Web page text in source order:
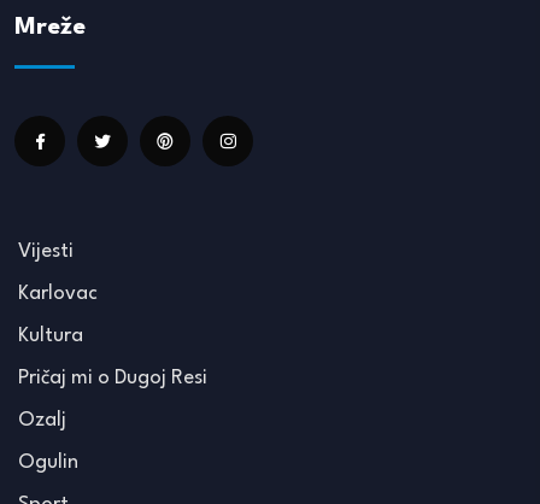
Mreže
Vijesti
Karlovac
Kultura
Pričaj mi o Dugoj Resi
Ozalj
Ogulin